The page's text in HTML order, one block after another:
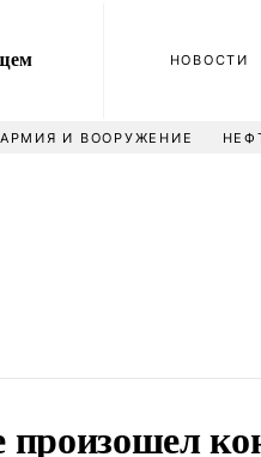
НОВОСТИ
АРМИЯ И ВООРУЖЕНИЕ